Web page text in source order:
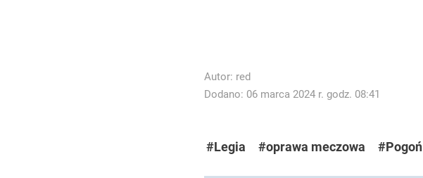
Autor: red
Dodano: 06 marca 2024 r. godz. 08:41
#Legia #oprawa meczowa #Pogoń